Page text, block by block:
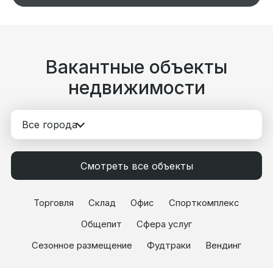
Вакантные объекты
недвижимости
Все города
Смотреть все объекты
Торговля Склад Офис
Спорткомплекс
Общепит
Сфера услуг
Сезонное размещение
Фудтраки Вендинг